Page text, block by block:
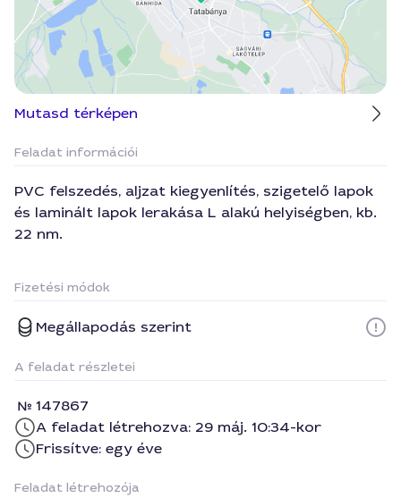
Mutasd térképen
Feladat információi
PVC felszedés, aljzat kiegyenlítés, szigetelő lapok
és laminált lapok lerakása L alakú helyiségben, kb.
22 nm.
Fizetési módok
Megállapodás szerint
A feladat részletei
147867
A feladat létrehozva: 29 máj. 10:34-kor
Frissítve: egy éve
Feladat létrehozója